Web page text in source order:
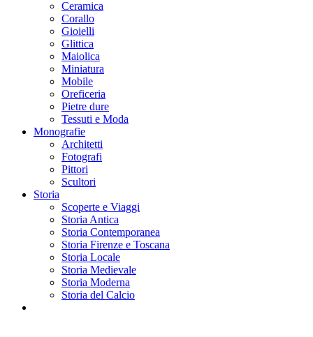
Ceramica
Corallo
Gioielli
Glittica
Maiolica
Miniatura
Mobile
Oreficeria
Pietre dure
Tessuti e Moda
Monografie
Architetti
Fotografi
Pittori
Scultori
Storia
Scoperte e Viaggi
Storia Antica
Storia Contemporanea
Storia Firenze e Toscana
Storia Locale
Storia Medievale
Storia Moderna
Storia del Calcio